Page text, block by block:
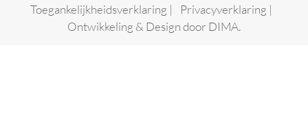
Toegankelijkheidsverklaring | Privacyverklaring |
Ontwikkeling & Design door DIMA.